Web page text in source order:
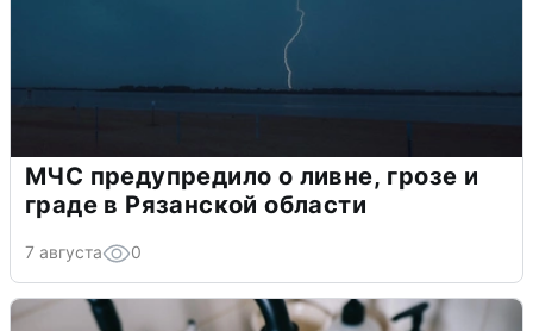
МЧС предупредило о ливне, грозе и
граде в Рязанской области
7 августа 0